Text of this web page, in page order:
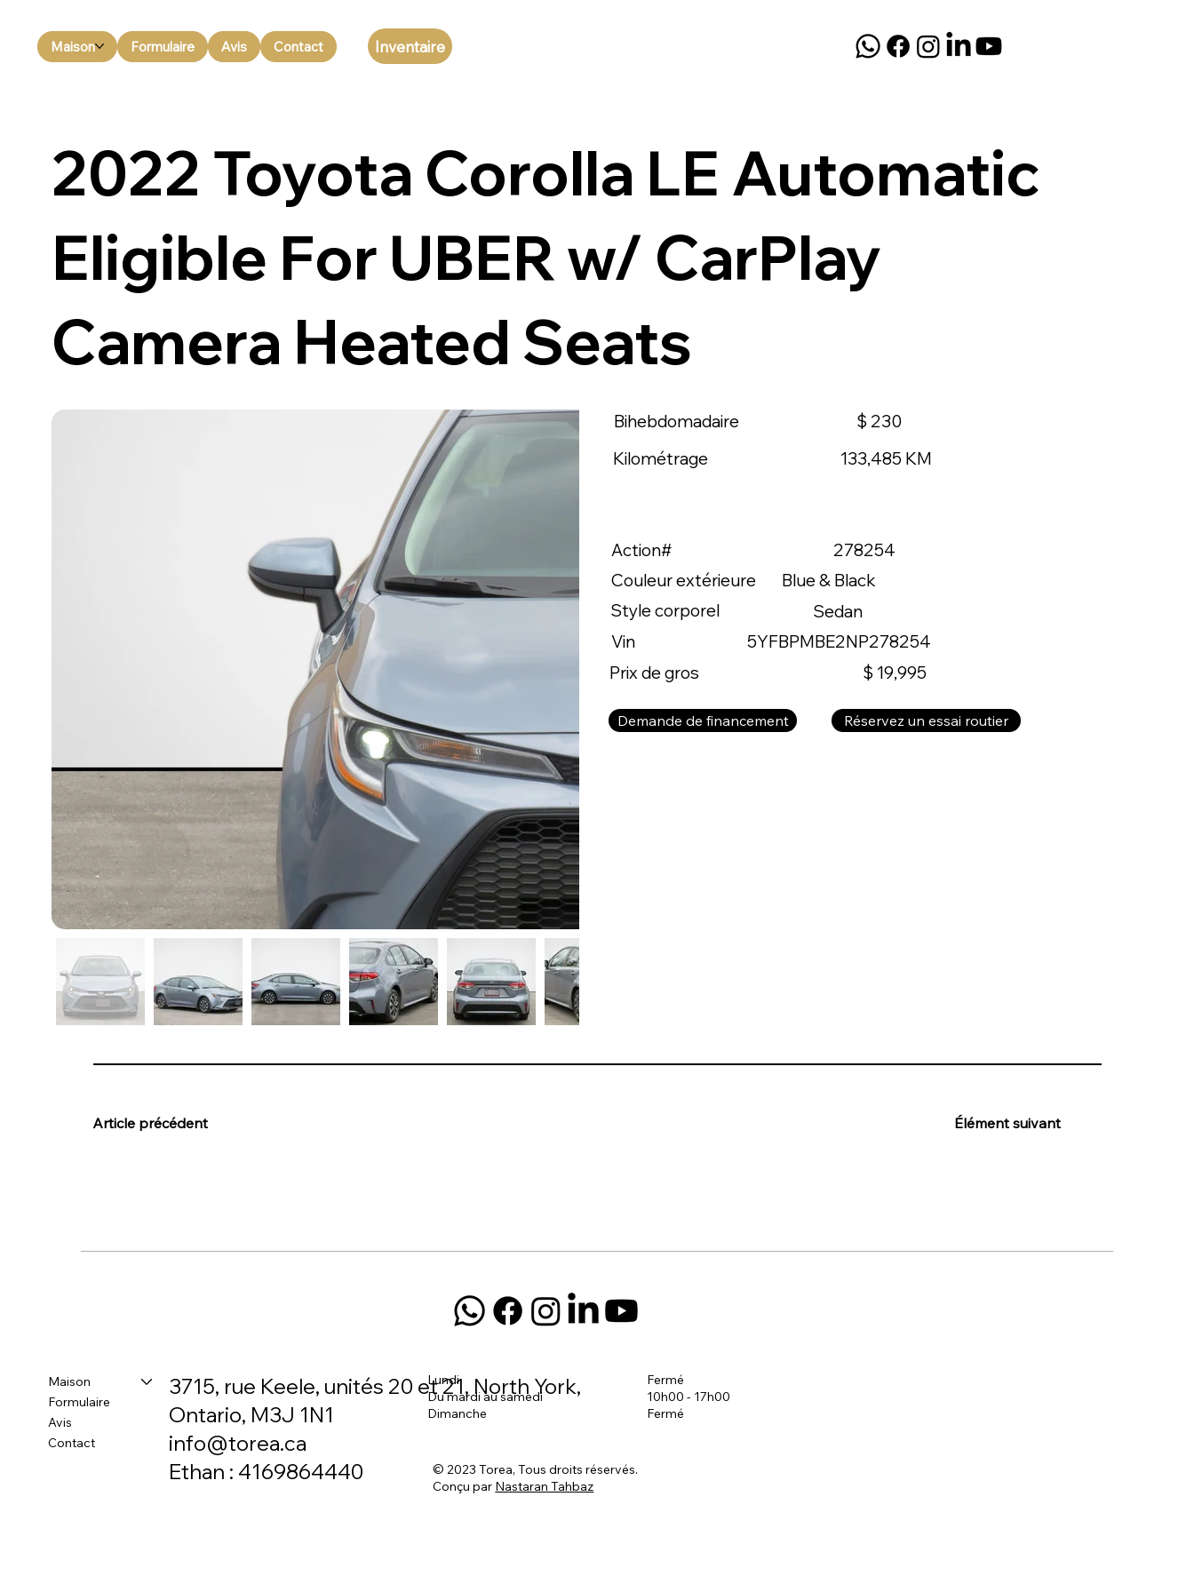
Maison Formulaire Avis Contact Inventaire
Article précédent Élément suivant
Bihebdomadaire
$ 230
Kilométrage
133,485 KM
Action#
278254
Couleur extérieure
Blue & Black
Style corporel
Sedan
Vin
5YFBPMBE2NP278254
Prix de gros
$ 19,995
Demande de financement Réservez un essai routier
2022 Toyota Corolla LE Automatic
Eligible For UBER w/ CarPlay
Camera Heated Seats
Maison
Formulaire
Avis
Contact
3715, rue Keele, unités 20 et 21, North York,
Ontario, M3J 1N1
info@torea.ca
Ethan : 4169864440
Lundi
Du mardi au samedi
Dimanche
Fermé
10h00 - 17h00
Fermé
© 2023 Torea, Tous droits réservés.
Conçu par Nastaran Tahbaz